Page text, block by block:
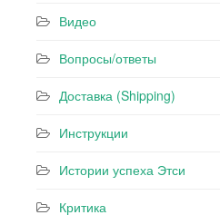
Видео
Вопросы/ответы
Доставка (Shipping)
Инструкции
Истории успеха Этси
Критика